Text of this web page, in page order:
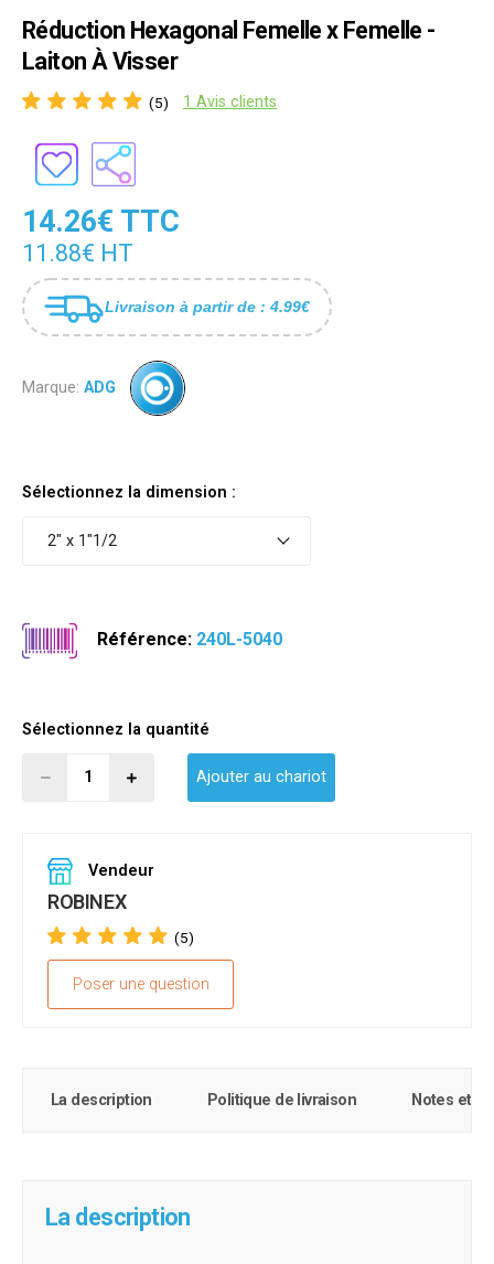
Réduction Hexagonal Femelle x Femelle -
Laiton À Visser
(5) 1 Avis clients
14.26€ TTC
11.88€ HT
Livraison à partir de : 4.99€
Marque: ADG
Sélectionnez la dimension :
2" x 1"1/2
Référence: 240L-5040
Sélectionnez la quantité
Ajouter au chariot
Vendeur
ROBINEX
(5)
Poser une question
La description Politique de livraison Notes et
La description